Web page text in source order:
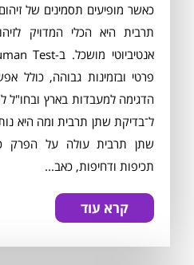
כאשר מופיעים תסמינים של
תרבית היא הכלי המדויק
פרטי ובזמינות גבוהה, כולל
הדגימה למעבדות בארץ ובחו"ל
ל־בדיקת שתן תרבית ומה היא
שתן תרבית עולה על הפרק
תכיפות ודחיפות, כאב...
קרא עוד